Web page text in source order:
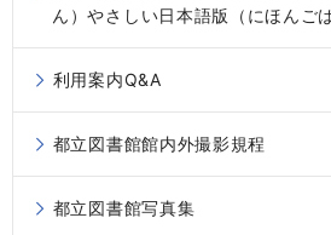
ん）やさしい日本語版（にほんごば
利用案内Q&A
都立図書館館内外撮影規程
都立図書館写真集